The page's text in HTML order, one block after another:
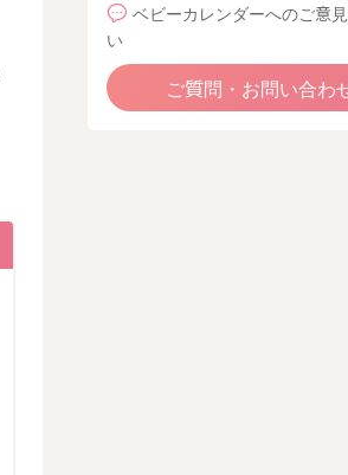
ベビーカレンダーへのご意
い
ご質問・お問い合わ